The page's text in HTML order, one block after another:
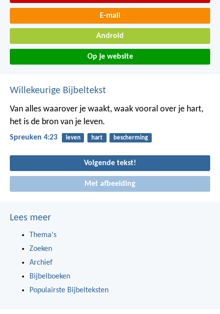
E-mail
Android
Op je website
Willekeurige Bijbeltekst
Van alles waarover je waakt, waak vooral over je hart,
het is de bron van je leven.
Spreuken 4:23 leven hart bescherming
Volgende tekst!
Met afbeelding
Lees meer
Thema's
Zoeken
Archief
Bijbelboeken
Populairste Bijbelteksten